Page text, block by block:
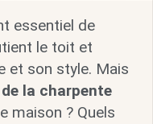
essentiel de
le toit et
et son style. Mais
la charpente
maison ? Quels